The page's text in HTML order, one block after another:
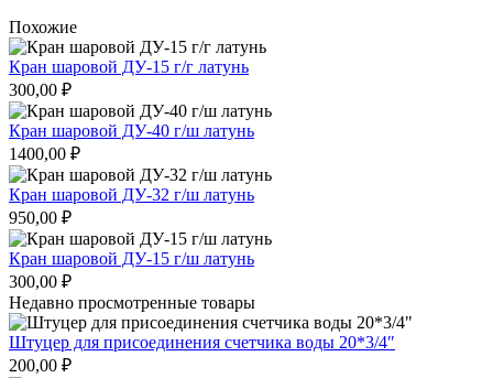
Похожие
Кран шаровой ДУ-15 г/г латунь
300,00 ₽
Кран шаровой ДУ-40 г/ш латунь
1400,00 ₽
Кран шаровой ДУ-32 г/ш латунь
950,00 ₽
Кран шаровой ДУ-15 г/ш латунь
300,00 ₽
Недавно просмотренные товары
Штуцер для присоединения счетчика воды 20*3/4″
200,00 ₽